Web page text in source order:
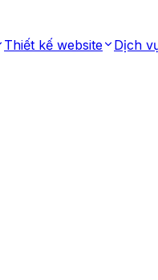
Thiết kế website Dịch